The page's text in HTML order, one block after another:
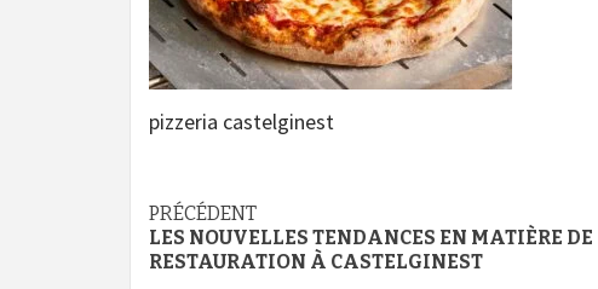
pizzeria castelginest
Navigation
d’article
PRÉCÉDENT
LES NOUVELLES TENDANCES EN MATIÈRE DE
RESTAURATION À CASTELGINEST